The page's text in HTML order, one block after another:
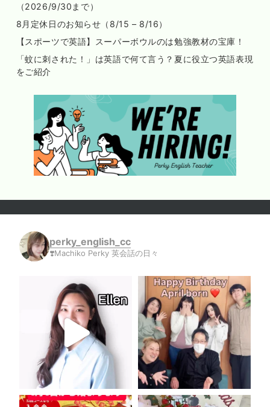
（2026/9/30まで）
8月定休日のお知らせ（8/15 – 8/16）
【スポーツで英語】スーパーボウルのは勉強教材の宝庫！
「蚊に刺された！」は英語で何て言う？夏に役立つ英語表現
をご紹介
perky_english_cc
❣️Machiko Perky 英会話の日々